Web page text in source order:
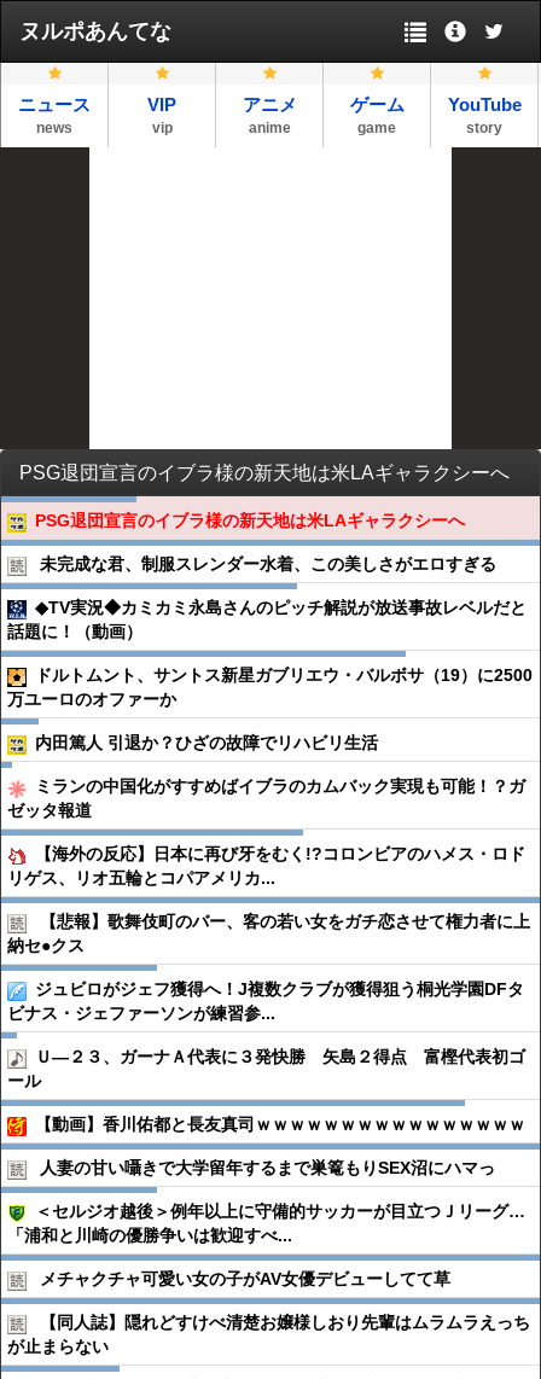
ヌルポあんてな
ニュース
news
VIP
vip
アニメ
anime
ゲーム
game
YouTube
story
PSG退団宣言のイブラ様の新天地は米LAギャラクシーへ
PSG退団宣言のイブラ様の新天地は米LAギャラクシーへ
未完成な君、制服スレンダー水着、この美しさがエロすぎる
◆TV実況◆カミカミ永島さんのピッチ解説が放送事故レベルだと
話題に！（動画）
ドルトムント、サントス新星ガブリエウ・バルボサ（19）に2500
万ユーロのオファーか
内田篤人 引退か？ひざの故障でリハビリ生活
ミランの中国化がすすめばイブラのカムバック実現も可能！？ガ
ゼッタ報道
【海外の反応】日本に再び牙をむく!?コロンビアのハメス・ロド
リゲス、リオ五輪とコパアメリカ...
【悲報】歌舞伎町のバー、客の若い女をガチ恋させて権力者に上
納セ●︎クス
ジュビロがジェフ獲得へ！J複数クラブが獲得狙う桐光学園DFタ
ビナス・ジェファーソンが練習参...
Ｕ―２３、ガーナＡ代表に３発快勝 矢島２得点 富樫代表初ゴ
ール
【動画】香川佑都と長友真司ｗｗｗｗｗｗｗｗｗｗｗｗｗｗｗｗ
人妻の甘い囁きで大学留年するまで巣篭もりSEX沼にハマっ
＜セルジオ越後＞例年以上に守備的サッカーが目立つＪリーグ…
「浦和と川崎の優勝争いは歓迎すべ...
メチャクチャ可愛い女の子がAV女優デビューしてて草
【同人誌】隠れどすけべ清楚お嬢様しおり先輩はムラムラえっち
が止まらない